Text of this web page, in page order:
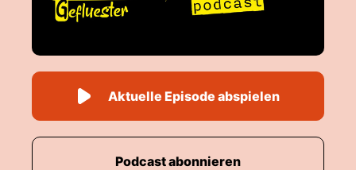
Aktuelle Episode abspielen
Podcast abonnieren